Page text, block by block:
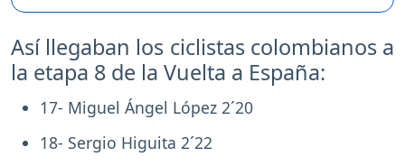
Así llegaban los ciclistas colombianos a
la etapa 8 de la Vuelta a España:
17- Miguel Ángel López 2´20
18- Sergio Higuita 2´22